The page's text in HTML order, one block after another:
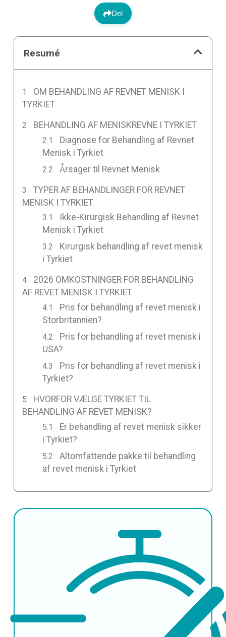
Del
Resumé
OM BEHANDLING AF REVNET MENISK I
TYRKIET
BEHANDLING AF MENISKREVNE I TYRKIET
Diagnose for Behandling af Revnet
Menisk i Tyrkiet
Årsager til Revnet Menisk
TYPER AF BEHANDLINGER FOR REVNET
MENISK I TYRKIET
Ikke-Kirurgisk Behandling af Revnet
Menisk i Tyrkiet
Kirurgisk behandling af revet menisk
i Tyrkiet
2026 OMKOSTNINGER FOR BEHANDLING
AF REVET MENISK I TYRKIET
Pris for behandling af revet menisk i
Storbritannien?
Pris for behandling af revet menisk i
USA?
Pris for behandling af revet menisk i
Tyrkiet?
HVORFOR VÆLGE TYRKIET TIL
BEHANDLING AF REVET MENISK?
Er behandling af revet menisk sikker
i Tyrkiet?
Altomfattende pakke til behandling
af revet menisk i Tyrkiet